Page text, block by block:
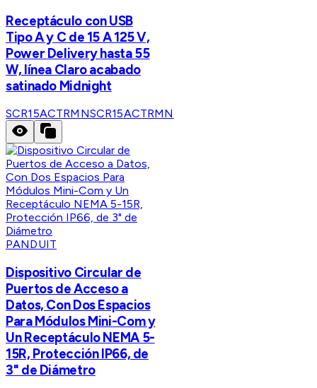
Receptáculo con USB
Tipo A y C de 15 A 125 V,
Power Delivery hasta 55
W, línea Claro acabado
satinado Midnight
SCR15ACTRMNSCR15ACTRMN
PANDUIT
Dispositivo Circular de
Puertos de Acceso a
Datos, Con Dos Espacios
Para Módulos Mini-Com y
Un Receptáculo NEMA 5-
15R, Protección IP66, de
3" de Diámetro